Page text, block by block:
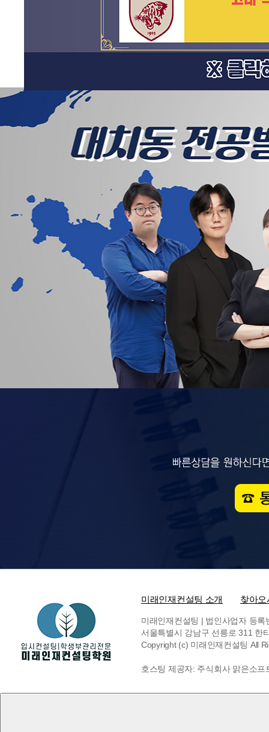
미래인재컨설팅 소개 찾아
미래인재컨설팅 | 법인사업자 등
서울특별시 강남구 선릉로 311 한
Copyright (c) 미래인재컨설팅 All
호스팅 제공자: 주식회사 맑은소